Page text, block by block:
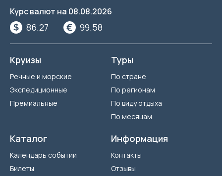
Курс валют на 08.08.2026
86.27 99.58
Круизы
Речные и морские
Экспедиционные
Премиальные
Туры
По стране
По регионам
По виду отдыха
По месяцам
Каталог
Календарь событий
Билеты
Информация
Контакты
Отзывы